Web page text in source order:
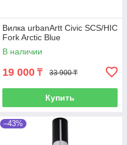
Вилка urbanArtt Civic SCS/HIC
Fork Arctic Blue
В наличии
19 000 ₸ 33 900 ₸
Купить
–43%